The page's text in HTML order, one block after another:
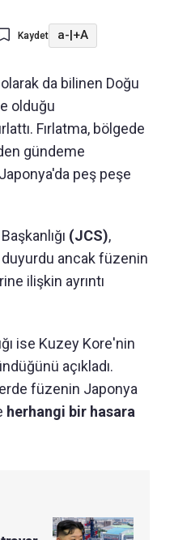
Kaydet a-|+A
da bilinen Doğu
olduğu
Fırlatma, bölgede
gündeme
peş peşe
(JCS),
ancak füzenin
ilişkin ayrıntı
ise Kuzey Kore'nin
açıkladı.
füzenin Japonya
herhangi bir hasara